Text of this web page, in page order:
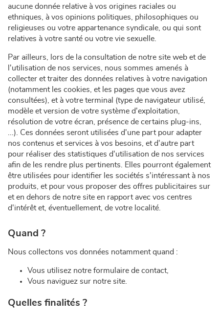
aucune donnée relative à vos origines raciales ou
ethniques, à vos opinions politiques, philosophiques ou
religieuses ou votre appartenance syndicale, ou qui sont
relatives à votre santé ou votre vie sexuelle.
Par ailleurs, lors de la consultation de notre site web et de
l'utilisation de nos services, nous sommes amenés à
collecter et traiter des données relatives à votre navigation
(notamment les cookies, et les pages que vous avez
consultées), et à votre terminal (type de navigateur utilisé,
modèle et version de votre système d'exploitation,
résolution de votre écran, présence de certains plug-ins,
...). Ces données seront utilisées d'une part pour adapter
nos contenus et services à vos besoins, et d'autre part
pour réaliser des statistiques d'utilisation de nos services
afin de les rendre plus pertinents. Elles pourront également
être utilisées pour identifier les sociétés s'intéressant à nos
produits, et pour vous proposer des offres publicitaires sur
et en dehors de notre site en rapport avec vos centres
d'intérêt et, éventuellement, de votre localité.
Quand ?
Nous collectons vos données notamment quand :
Vous utilisez notre formulaire de contact,
Vous naviguez sur notre site.
Quelles finalités ?